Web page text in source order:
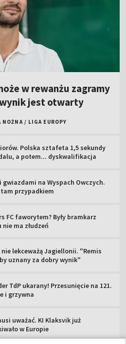
w rewanżu zagramy
jest otwarty
NOŻNA / LIGA EUROPY
Polska sztafeta 1,5 sekundy
a potem... dyskwalifikacja
gwiazdami na Wyspach Owczych.
przypadkiem
FC faworytem? Były bramkarz
nie ma złudzeń
nie lekceważą Jagiellonii. "Remis
uznany za dobry wynik"
TdP ukarany! Przesunięcie na 121.
i grzywna
uważać. KI Klaksvik już
w Europie